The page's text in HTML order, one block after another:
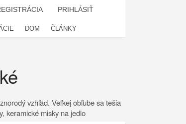
PRIHLÁSIŤ
DOM ČLÁNKY
vzhľad. Veľkej obľube sa tešia
keramické misky na jedlo